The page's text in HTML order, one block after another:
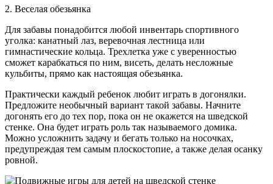
2. Веселая обезьянка
Для забавы понадобится любой инвентарь спортивного
уголка: канатный лаз, веревочная лестница или
гимнастические кольца. Трехлетка уже с уверенностью
сможет карабкаться по ним, висеть, делать несложные
кульбиты, прямо как настоящая обезьянка.
Практически каждый ребенок любит играть в догонялки.
Предложите необычный вариант такой забавы. Начните
догонять его до тех пор, пока он не окажется на шведской
стенке. Она будет играть роль так называемого домика.
Можно усложнить задачу и бегать только на носочках,
предупреждая тем самым плоскостопие, а также делая осанку
ровной.